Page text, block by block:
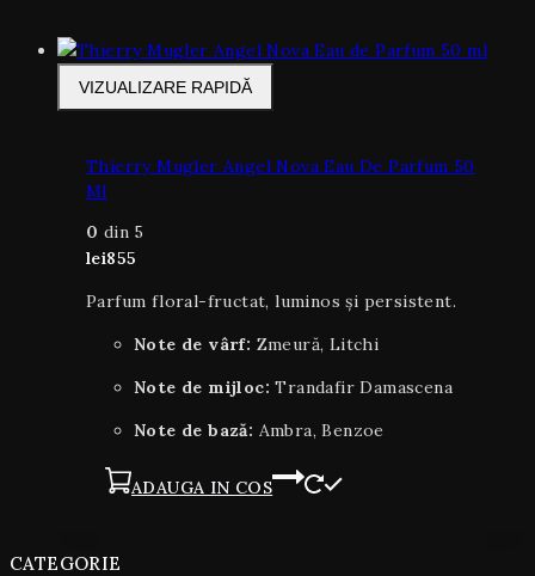
VIZUALIZARE RAPIDĂ
Thierry Mugler Angel Nova Eau De Parfum 50
Ml
0 din 5
lei855
Parfum floral-fructat, luminos și persistent.
Note de vârf: Zmeură, Litchi
Note de mijloc: Trandafir Damascena
Note de bază: Ambra, Benzoe
ADAUGA IN COS
CATEGORIE